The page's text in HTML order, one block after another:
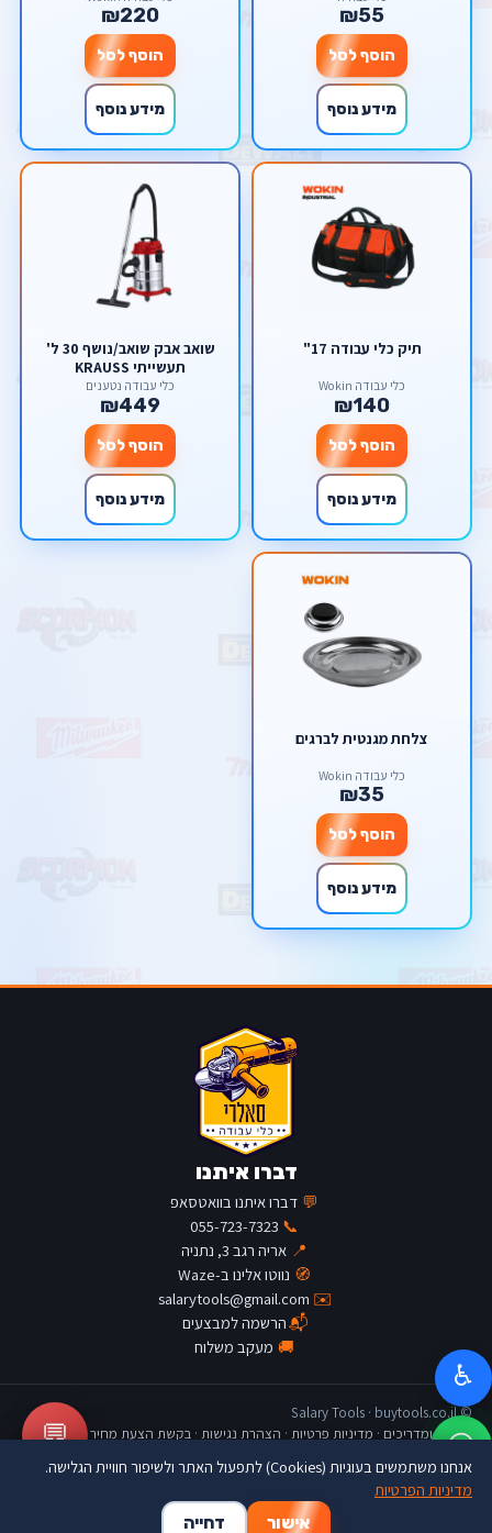
₪55
הוסף לסל
מידע נוסף
₪220
הוסף לסל
מידע נוסף
תיק כלי עבודה 17"
כלי עבודה Wokin
₪140
הוסף לסל
מידע נוסף
שואב אבק שואב/נושף 30 ל'
תעשייתי KRAUSS
כלי עבודה נטענים
₪449
הוסף לסל
מידע נוסף
צלחת מגנטית לברגים
כלי עבודה Wokin
₪35
הוסף לסל
מידע נוסף
דברו איתנו
💬 דברו איתנו בוואטסאפ
📞
055-723-7323
📍 אריה רגב 3, נתניה
🧭 נווטו אלינו ב-Waze
✉️
salarytools@gmail.com
📬הרשמה למבצעים
🚚 מעקב משלוח
© Salary Tools · buytools.co.il
כתבות ומדריכים · מדיניות פרטיות · הצהרת נגישות · בקשת הצעת מחיר 💬
♿
🛒
אנחנו משתמשים בעוגיות (Cookies) לתפעול האתר ולשיפור חוויית הגלישה.
מדיניות הפרטיות
אישור
דחייה